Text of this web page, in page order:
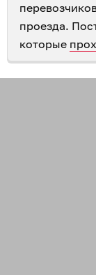
проезда.
которые